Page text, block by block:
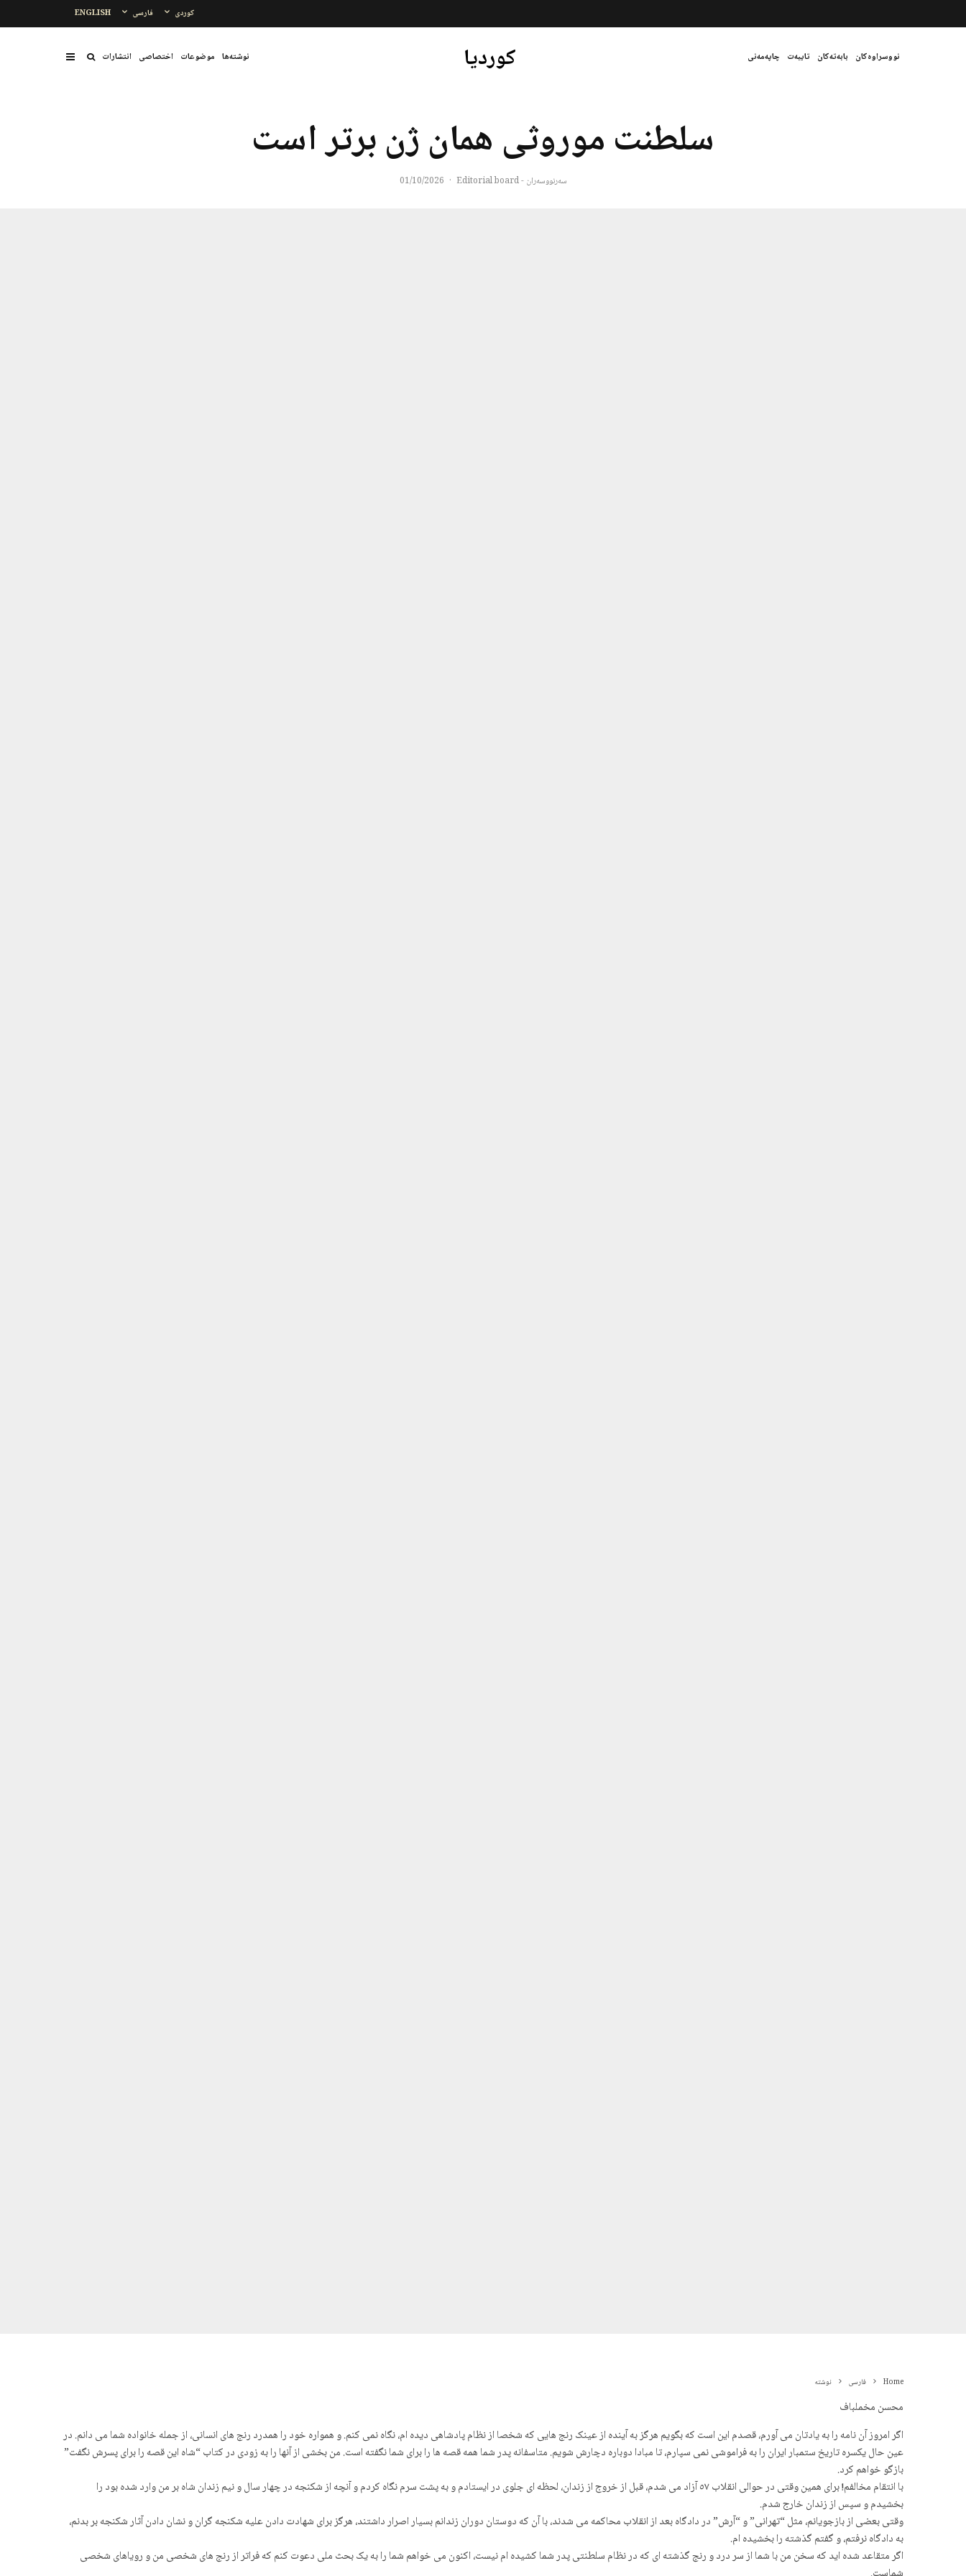
ENGLISH فارسی کوردی
نووسراوەکان بابەتەکان تایبەت چاپەمەنی کوردیا نوشتەها موضوعات اختصاصی انتشارات
سلطنت موروثی همان ژن برتر است
سەرنووسەران - Editorial board ·
01/10/2026
Home فارسی نوشتە
محسن مخملباف
اگر امروز آن نامه را به یادتان می آورم، قصدم این است که بگویم هرگز به آینده از عینک رنج هایی که شخصا از نظام پادشاهی دیده ام، نگاه نمی کنم. و همواره خود را همدرد رنج های انسانی، از جمله خانواده شما می دانم. در
عین حال یکسره تاریخ ستمبار ایران را به فراموشی نمی سپارم، تا مبادا دوباره دچارش شویم. متاسفانه پدر شما همه قصه ها را برای شما نگفته است. من بخشی از آنها را به زودی در کتاب “شاه این قصه را برای پسرش نگفت”
بازگو خواهم کرد.
با انتقام مخالفم! برای همین وقتی در حوالی انقلاب ٥٧ آزاد می شدم، قبل از خروج از زندان، لحظه ای جلوی در ایستادم و به پشت سرم نگاه کردم و آنچه از شکنجه در چهار سال و نیم زندان شاه بر من وارد شده بود را
بخشیدم و سپس از زندان خارج شدم.
وقتی بعضی از بازجویانم، مثل “تهرانی” و “آرش” در دادگاه بعد از انقلاب محاکمه می شدند، با آن که دوستان دوران زندانم بسیار اصرار داشتند، هرگز برای شهادت دادن علیه شکنجه گران و نشان دادن آثار شکنجه بر بدنم،
به دادگاه نرفتم، و گفتم گذشته را بخشیده ام.
اگر متقاعد شده اید که سخن من با شما از سر درد و رنج گذشته ای که در نظام سلطنتی پدر شما کشیده ام نیست، اکنون می خواهم شما را به یک بحث ملی دعوت کنم که فراتر از رنج های شخصی من و رویاهای شخصی